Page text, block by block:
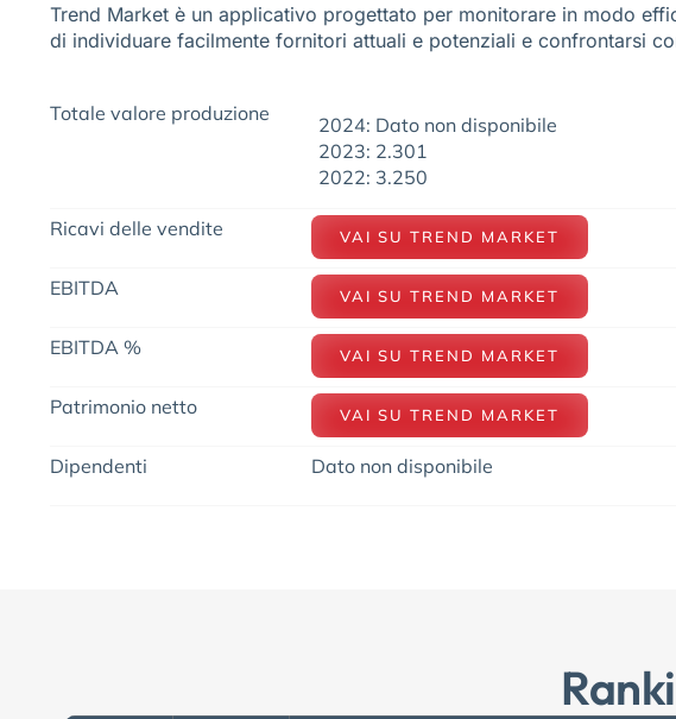
Trend Market è un applicativo progettato per monitorare in modo
di individuare facilmente fornitori attuali e potenziali e confrontarsi
Totale valore produzione
2024: Dato non disponibile
2023: 2.301
2022: 3.250
Ricavi delle vendite VAI SU TREND MARKET
EBITDA VAI SU TREND MARKET
EBITDA % VAI SU TREND MARKET
Patrimonio netto VAI SU TREND MARKET
Dipendenti Dato non disponibile